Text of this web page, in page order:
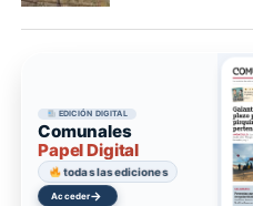
EDICIÓN DIGITAL
Comunales
Papel Digital
todas las ediciones
Acceder→